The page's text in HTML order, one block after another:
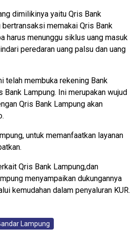
dimilikinya yaitu Qris Bank
memakai Qris Bank
harus menunggu siklus uang masuk
peredaran uang palsu dan uang
telah membuka rekening Bank
Lampung. Ini merupakan wujud
Qris Bank Lampung akan
untuk memanfaatkan layanan
Qris Bank Lampung,dan
menyampaikan dukungannya
kemudahan dalam penyaluran KUR.
Lampung